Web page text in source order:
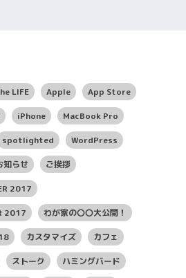
LIFE Apple App Store
iPhone MacBook Pro
spotlighted WordPress
知らせ ご挨拶
2017
2017 わが家の〇〇大公開！
カスタマイズ カフェ
ストーク ハミングバード